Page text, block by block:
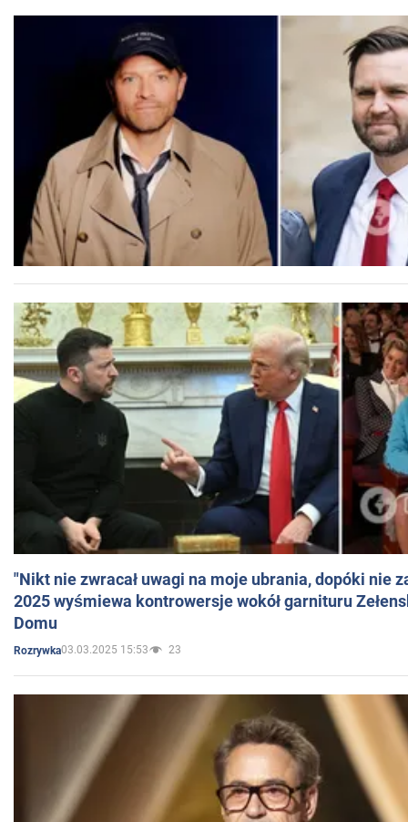
"Nikt nie zwracał uwagi na moje ubrania, dopóki nie
2025 wyśmiewa kontrowersje wokół garnituru
Domu
Rozrywka03.03.2025 15:53 23